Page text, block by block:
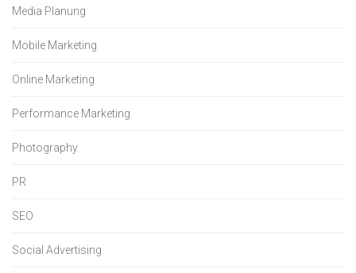
Media Planung
Mobile Marketing
Online Marketing
Performance Marketing
Photography
PR
SEO
Social Advertising